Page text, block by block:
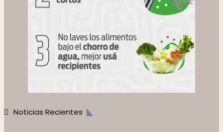
Noticias Recientes